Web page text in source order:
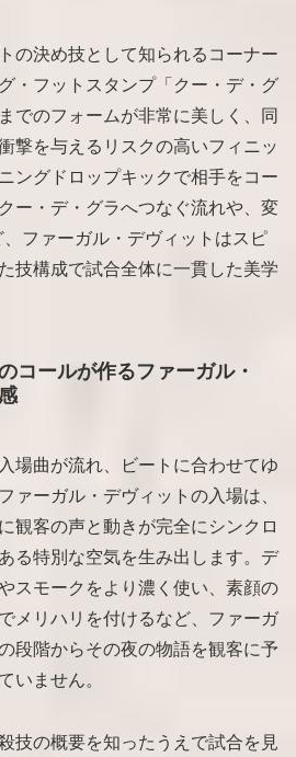
の決め技として知られるコーナー
・フットスタンプ「クー・デ・グ
でのフォームが非常に美しく、同
撃を与えるリスクの高いフィニッ
ングドロップキックで相手をコー
ー・デ・グラへつなぐ流れや、変
ファーガル・デヴィットはスピ
技構成で試合全体に一貫した美学
コールが作るファーガル・
場曲が流れ、ビートに合わせてゆ
ァーガル・デヴィットの入場は、
観客の声と動きが完全にシンクロ
る特別な空気を生み出します。デ
スモークをより濃く使い、素顔の
メリハリを付けるなど、ファーガ
段階からその夜の物語を観客に予
いません。
技の概要を知ったうえで試合を見